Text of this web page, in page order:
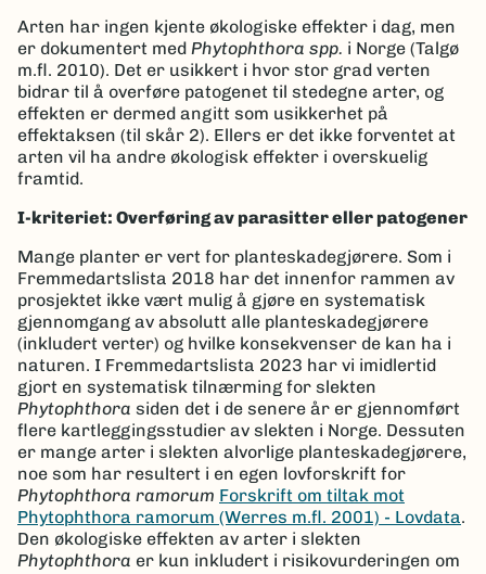
Arten har ingen kjente økologiske effekter i dag, men
er dokumentert med Phytophthora spp. i Norge (Talgø
m.fl. 2010). Det er usikkert i hvor stor grad verten
bidrar til å overføre patogenet til stedegne arter, og
effekten er dermed angitt som usikkerhet på
effektaksen (til skår 2). Ellers er det ikke forventet at
arten vil ha andre økologisk effekter i overskuelig
framtid.
I-kriteriet: Overføring av parasitter eller patogener
Mange planter er vert for planteskadegjørere. Som i
Fremmedartslista 2018 har det innenfor rammen av
prosjektet ikke vært mulig å gjøre en systematisk
gjennomgang av absolutt alle planteskadegjørere
(inkludert verter) og hvilke konsekvenser de kan ha i
naturen. I Fremmedartslista 2023 har vi imidlertid
gjort en systematisk tilnærming for slekten
Phytophthora siden det i de senere år er gjennomført
flere kartleggingsstudier av slekten i Norge. Dessuten
er mange arter i slekten alvorlige planteskadegjørere,
noe som har resultert i en egen lovforskrift for
Phytophthora ramorum Forskrift om tiltak mot
Phytophthora ramorum (Werres m.fl. 2001) - Lovdata.
Den økologiske effekten av arter i slekten
Phytophthora er kun inkludert i risikovurderingen om